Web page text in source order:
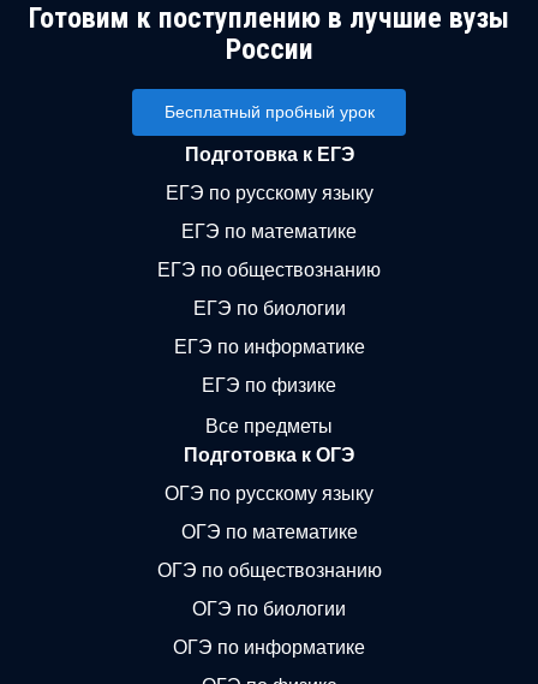
Готовим к поступлению в лучшие вузы
России
Бесплатный пробный урок
Подготовка к ЕГЭ
ЕГЭ по русскому языку
ЕГЭ по математике
ЕГЭ по обществознанию
ЕГЭ по биологии
ЕГЭ по информатике
ЕГЭ по физике
Все предметы
Подготовка к ОГЭ
ОГЭ по русскому языку
ОГЭ по математике
ОГЭ по обществознанию
ОГЭ по биологии
ОГЭ по информатике